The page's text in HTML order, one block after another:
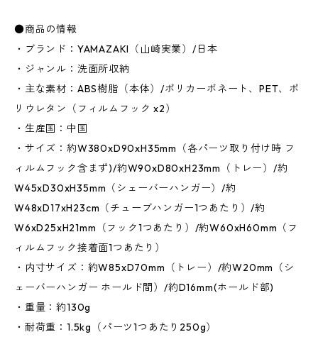
●商品の情報
・ブランド：YAMAZAKI（山崎実業）/日本
・ジャンル：洗面所収納
・主な素材：ABS樹脂（本体）/ポリカーボネート、PET、ポ
リウレタン（フィルムフック x2）
・生産国：中国
・サイズ：約W380xD90xH35mm（各パーツ取り付け時 フ
ィルムフック含まず)/約W90xD80xH23mm（トレー）/約
W45xD30xH35mm（シェーバーハンガー）/約
W48xD17xH23cm（チューブハンガー1つあたり）/約
W6xD25xH21mm（フック1つあたり）/約W60xH60mm（フ
ィルムフック接着面1つあたり）
・内寸サイズ：約W85xD70mm（トレー）/約W20mm（シ
ェーバーハンガー ホールド間）/約D16mm(ホールド部)
・重量：約130g
・耐荷重：1.5kg（パーツ1つあたり250g）